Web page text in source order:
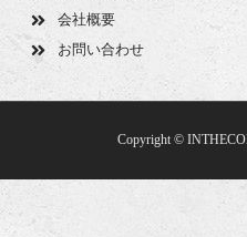
会社概要
お問い合わせ
Copyright ©